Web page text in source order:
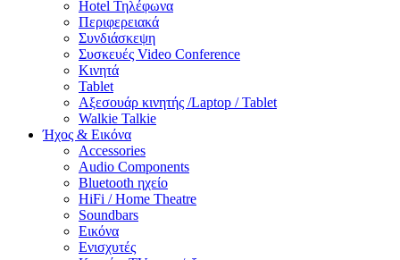
Hotel Τηλέφωνα
Περιφερειακά
Συνδιάσκεψη
Συσκευές Video Conference
Κινητά
Tablet
Αξεσουάρ κινητής /Laptop / Tablet
Walkie Talkie
Ήχος & Εικόνα
Accessories
Audio Components
Bluetooth ηχείο
HiFi / Home Theatre
Soundbars
Εικόνα
Ενισχυτές